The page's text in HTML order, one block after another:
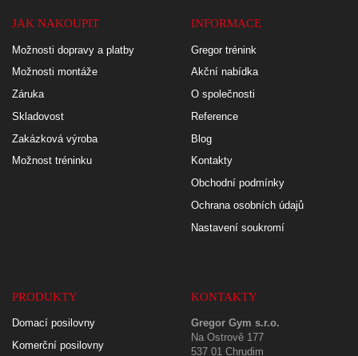
JAK NAKOUPIT
Možnosti dopravy a platby
Možnosti montáže
Záruka
Skladovost
Zakázková výroba
Možnost tréninku
INFORMACE
Gregor trénink
Akční nabídka
O společnosti
Reference
Blog
Kontakty
Obchodní podmínky
Ochrana osobních údajů
Nastavení soukromí
PRODUKTY
Domací posilovny
Komerční posilovny
KONTAKTY
Gregor Gym s.r.o.
Na Ostrově 177
537 01 Chrudim